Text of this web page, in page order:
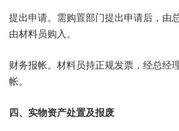
提出申请。需购置部门提出申请后，由
由材料员购入。
财务报帐。材料员持正规发票，经总经
帐。
四、实物资产处置及报废